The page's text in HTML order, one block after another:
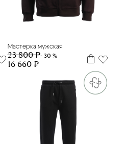
Мастерка мужская
23 800 ₽- 30 %
16 660 ₽